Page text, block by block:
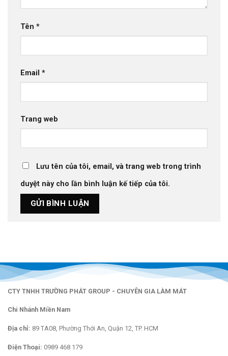
Tên *
Email *
Trang web
Lưu tên của tôi, email, và trang web trong trình
duyệt này cho lần bình luận kế tiếp của tôi.
CTY TNHH TRƯỜNG PHÁT GROUP - CHUYÊN GIA LÀM MÁT
Chi Nhánh Miền Nam
Địa chỉ: 89 TA08, Phường Thới An, Quận 12, TP. HCM
Điện Thoại: 0989 468 179